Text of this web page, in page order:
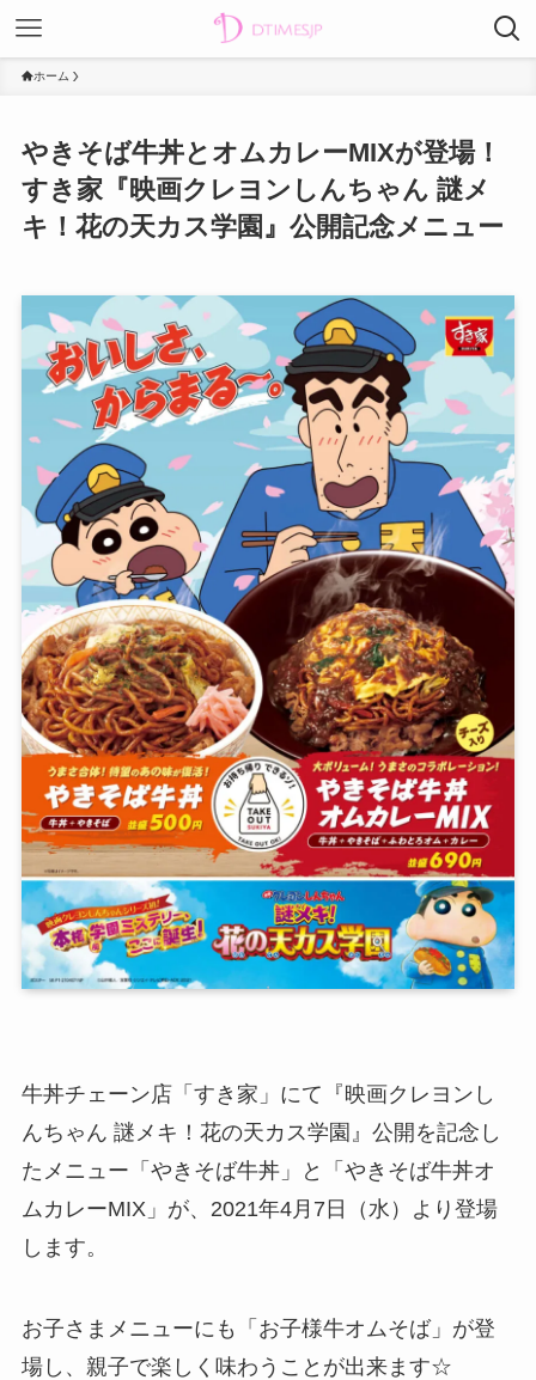
ホーム
やきそば牛丼とオムカレーMIXが登場！
すき家『映画クレヨンしんちゃん 謎メ
キ！花の天カス学園』公開記念メニュー
牛丼チェーン店「すき家」にて『映画クレヨンし
んちゃん 謎メキ！花の天カス学園』公開を記念し
たメニュー「やきそば牛丼」と「やきそば牛丼オ
ムカレーMIX」が、2021年4月7日（水）より登場
します。
お子さまメニューにも「お子様牛オムそば」が登
場し、親子で楽しく味わうことが出来ます☆